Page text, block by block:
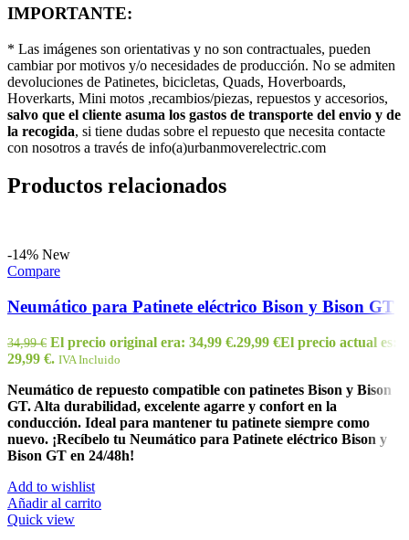
IMPORTANTE:
* Las imágenes son orientativas y no son contractuales, pueden
cambiar por motivos y/o necesidades de producción. No se admiten
devoluciones de Patinetes, bicicletas, Quads, Hoverboards,
Hoverkarts, Mini motos ,recambios/piezas, repuestos y accesorios,
salvo que el cliente asuma los gastos de transporte del envio y de
la recogida, si tiene dudas sobre el repuesto que necesita contacte
con nosotros a través de info(a)urbanmoverelectric.com
Productos relacionados
-14% New
Compare
Neumático para Patinete eléctrico Bison y Bison GT
34,99€ El precio original era: 34,99 €.29,99 €El precio actual es:
29,99 €. IVA Incluido
Neumático de repuesto compatible con patinetes Bison y Bison
GT. Alta durabilidad, excelente agarre y confort en la
conducción. Ideal para mantener tu patinete siempre como
nuevo. ¡Recíbelo tu Neumático para Patinete eléctrico Bison y
Bison GT en 24/48h!
Add to wishlist
Añadir al carrito
Quick view